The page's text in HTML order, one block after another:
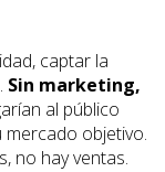
captar la
Sin marketing,
al público
objetivo.
no hay ventas.